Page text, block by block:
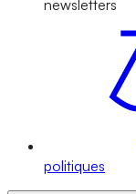
newsletters
politiques